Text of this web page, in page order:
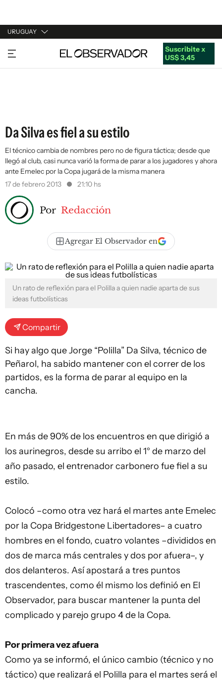
URUGUAY
URUGUAY
ARGENTINA
Suscribite x
US$ 3,45
Da Silva es fiel a su estilo
El técnico cambia de nombres pero no de figura táctica; desde que
llegó al club, casi nunca varió la forma de parar a los jugadores y ahora
ante Emelec por la Copa jugará de la misma manera
17 de febrero 2013
21:10 hs
Por Redacción
Agregar El Observador en
Un rato de reflexión para el Polilla a quien nadie aparta de sus
ideas futbolísticas
Compartir
Si hay algo que Jorge “Polilla” Da Silva, técnico de
Peñarol, ha sabido mantener con el correr de los
partidos, es la forma de parar al equipo en la
cancha.
En más de 90% de los encuentros en que dirigió a
los aurinegros, desde su arribo el 1° de marzo del
año pasado, el entrenador carbonero fue fiel a su
estilo.
Colocó –como otra vez hará el martes ante Emelec
por la Copa Bridgestone Libertadores– a cuatro
hombres en el fondo, cuatro volantes –divididos en
dos de marca más centrales y dos por afuera–, y
dos delanteros. Así apostará a tres puntos
trascendentes, como él mismo los definió en El
Observador, para buscar mantener la punta del
complicado y parejo grupo 4 de la Copa.
Por primera vez afuera
Como ya se informó, el único cambio (técnico y no
táctico) que realizará el Polilla para el martes será el